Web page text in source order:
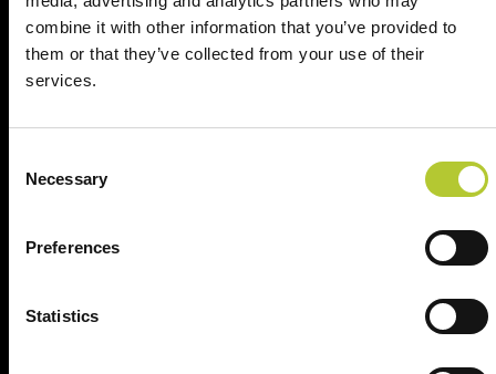
combine it with other information that you’ve provided to
them or that they’ve collected from your use of their
services.
Selection
Necessary
Preferences
Statistics
CAP
Continua
Ci prendiamo cura dei nostri clienti